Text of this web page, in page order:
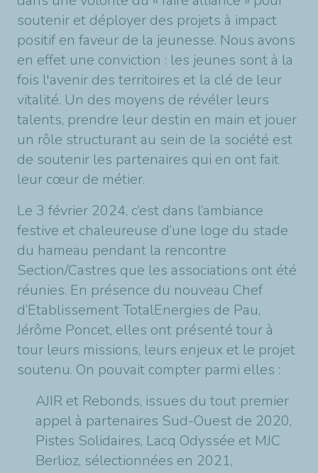
soutenir et déployer des projets à impact
positif en faveur de la jeunesse. Nous avons
en effet une conviction : les jeunes sont à la
fois l'avenir des territoires et la clé de leur
vitalité. Un des moyens de révéler leurs
talents, prendre leur destin en main et jouer
un rôle structurant au sein de la société est
de soutenir les partenaires qui en ont fait
leur cœur de métier.
Le 3 février 2024, c’est dans l’ambiance
festive et chaleureuse d’une loge du stade
du hameau pendant la rencontre
Section/Castres que les associations ont été
réunies. En présence du nouveau Chef
d’Etablissement TotalEnergies de Pau,
Jérôme Poncet, elles ont présenté tour à
tour leurs missions, leurs enjeux et le projet
soutenu. On pouvait compter parmi elles :
AJIR et Rebonds, issues du tout premier
appel à partenaires Sud-Ouest de 2020,
Pistes Solidaires, Lacq Odyssée et MJC
Berlioz, sélectionnées en 2021,